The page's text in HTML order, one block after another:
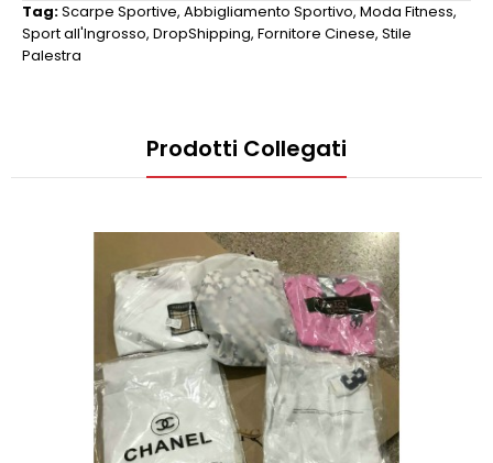
Tag:Scarpe Sportive, Abbigliamento Sportivo, Moda Fitness,
Sport all'Ingrosso, DropShipping, Fornitore Cinese, Stile
Palestra
Prodotti Collegati